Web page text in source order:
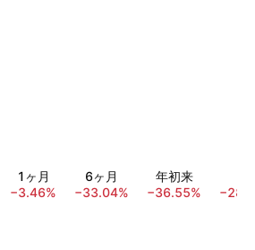
1ヶ月
−3.46%
6ヶ月
−33.04%
年初来
−36.55%